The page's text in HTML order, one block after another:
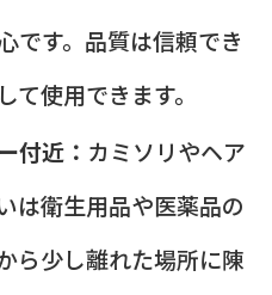
です。品質は信頼でき
て使用できます。
付近： カミソリやヘア
は衛生用品や医薬品の
ら少し離れた場所に陳